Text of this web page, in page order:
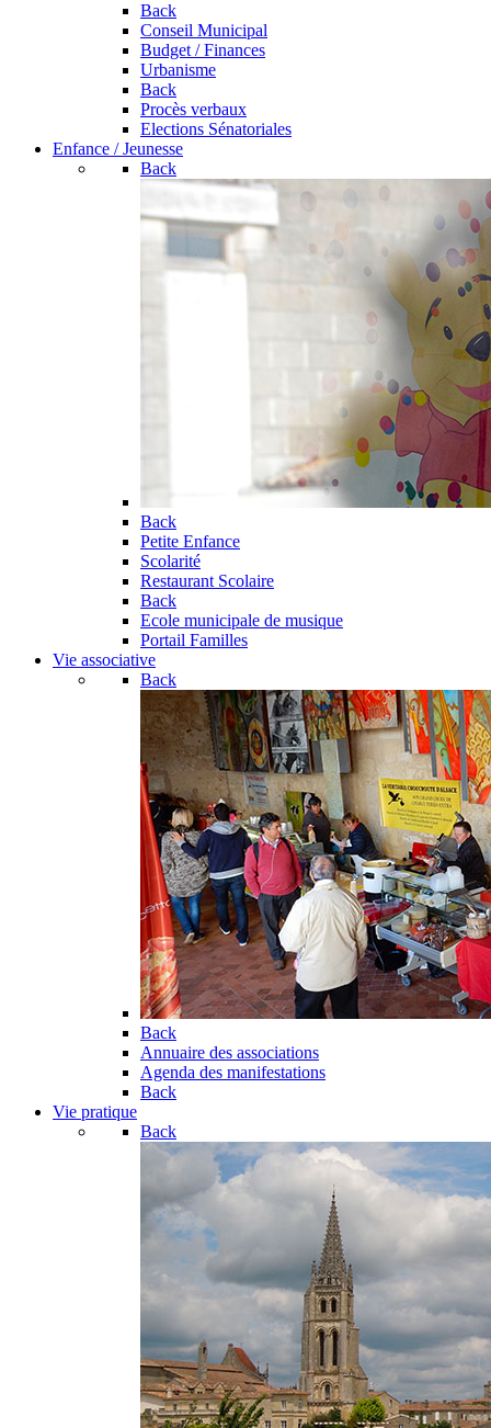
Back
Conseil Municipal
Budget / Finances
Urbanisme
Back
Procès verbaux
Elections Sénatoriales
Enfance / Jeunesse
Back
Back
Petite Enfance
Scolarité
Restaurant Scolaire
Back
Ecole municipale de musique
Portail Familles
Vie associative
Back
Back
Annuaire des associations
Agenda des manifestations
Back
Vie pratique
Back